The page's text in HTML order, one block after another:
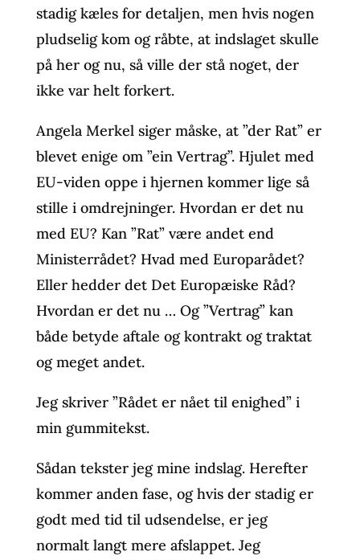
stadig kæles for detaljen, men hvis nogen
pludselig kom og råbte, at indslaget skulle
på her og nu, så ville der stå noget, der
ikke var helt forkert.
Angela Merkel siger måske, at ”der Rat” er
blevet enige om ”ein Vertrag”. Hjulet med
EU-viden oppe i hjernen kommer lige så
stille i omdrejninger. Hvordan er det nu
med EU? Kan ”Rat” være andet end
Ministerrådet? Hvad med Europarådet?
Eller hedder det Det Europæiske Råd?
Hvordan er det nu … Og ”Vertrag” kan
både betyde aftale og kontrakt og traktat
og meget andet.
Jeg skriver ”Rådet er nået til enighed” i
min gummitekst.
Sådan tekster jeg mine indslag. Herefter
kommer anden fase, og hvis der stadig er
godt med tid til udsendelse, er jeg
normalt langt mere afslappet. Jeg